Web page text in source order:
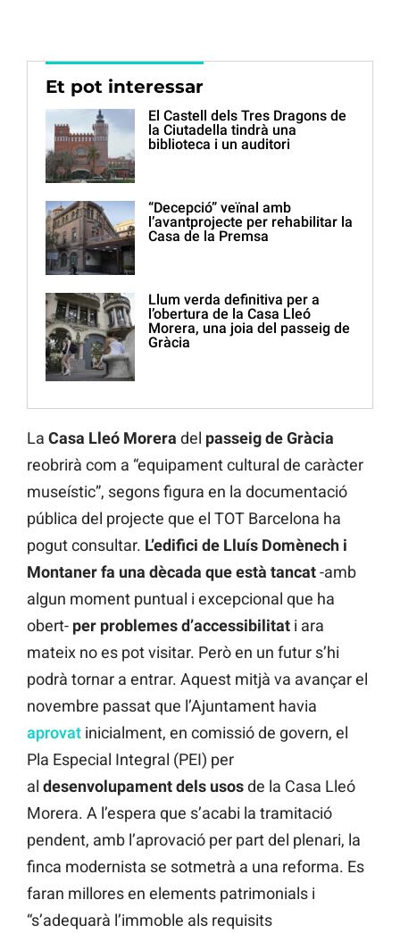
Et pot interessar
El Castell dels Tres Dragons de
la Ciutadella tindrà una
biblioteca i un auditori
“Decepció” veïnal amb
l’avantprojecte per rehabilitar la
Casa de la Premsa
Llum verda definitiva per a
l’obertura de la Casa Lleó
Morera, una joia del passeig de
Gràcia
La Casa Lleó Morera del passeig de Gràcia
reobrirà com a “equipament cultural de caràcter
museístic”, segons figura en la documentació
pública del projecte que el TOT Barcelona ha
pogut consultar. L’edifici de Lluís Domènech i
Montaner fa una dècada que està tancat-amb
algun moment puntual i excepcional que ha
obert- per problemes d’accessibilitat i ara
mateix no es pot visitar. Però en un futur s’hi
podrà tornar a entrar. Aquest mitjà va avançar el
novembre passat que l’Ajuntament havia
aprovat inicialment, en comissió de govern, el
Pla Especial Integral (PEI) per
al desenvolupament dels usosde la Casa Lleó
Morera. A l’espera que s’acabi la tramitació
pendent, amb l’aprovació per part del plenari, la
finca modernista se sotmetrà a una reforma. Es
faran millores en elements patrimonials i
“s’adequarà l’immoble als requisits